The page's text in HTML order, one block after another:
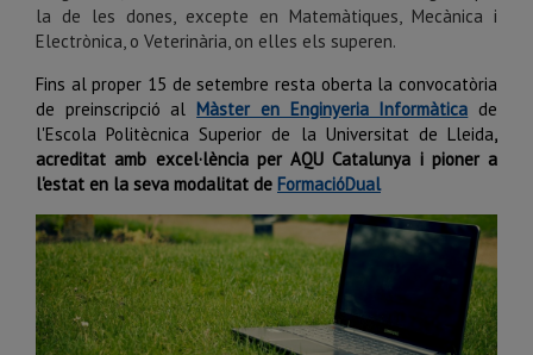
la de les dones, excepte en Matemàtiques, Mecànica i
Electrònica, o Veterinària, on elles els superen.
Fins al proper 15 de setembre resta oberta la convocatòria
de preinscripció alMàster en Enginyeria Informàtica de
l'Escola Politècnica Superior de la Universitat de Lleida,
acreditat amb excel·lència per AQU Catalunya i pioner a
l'estat en la seva modalitat de FormacióDual